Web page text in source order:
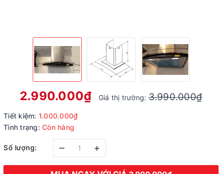
2.990.000₫ Giá thị trường:3.990.000₫
Tiết kiệm: 1.000.000₫
Tình trạng: Còn hàng
Số lượng: – +